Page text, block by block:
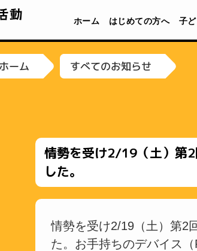
ホーム はじめての方へ 子
ホーム すべてのお知らせ
情勢を受け2/19（土）第
した。
情勢を受け2/19（土）第2
た。お手持ちのデバイス